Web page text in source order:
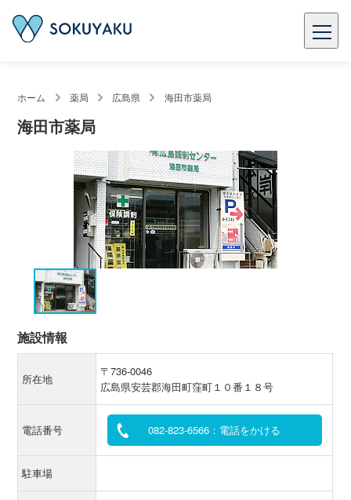
ホーム 薬局 広島県 海田市薬局
海田市薬局
施設情報
所在地
〒736-0046
広島県安芸郡海田町窪町１０番１８号
電話番号 082-823-6566：電話をかける
駐車場